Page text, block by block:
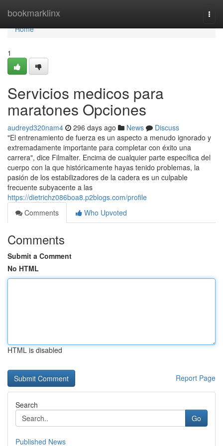
bookmarklinx
Home
Home
1
Servicios medicos para
maratones Opciones
audreyd320nam4 296 days ago News
Discuss
"El entrenamiento de fuerza es un aspecto a menudo ignorado y
extremadamente importante para completar con éxito una
carrera", dice Filmalter. Encima de cualquier parte específica del
cuerpo con la que históricamente hayas tenido problemas, la
pasión de los estabilizadores de la cadera es un culpable
frecuente subyacente a las
https://dietrichz086boa8.p2blogs.com/profile
Comments
Who Upvoted
Comments
Submit a Comment
No HTML
HTML is disabled
Report Page
Search
Go
Published News